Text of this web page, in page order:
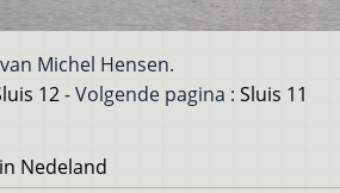
Michel Hensen.
12- Volgende pagina : Sluis 11
Nedeland